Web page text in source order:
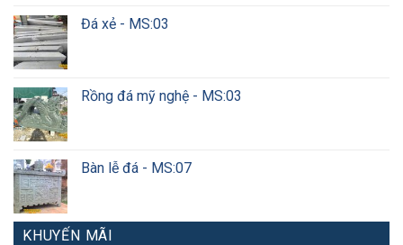
Đá xẻ - MS:03
Rồng đá mỹ nghệ - MS:03
Bàn lễ đá - MS:07
KHUYẾN MÃI